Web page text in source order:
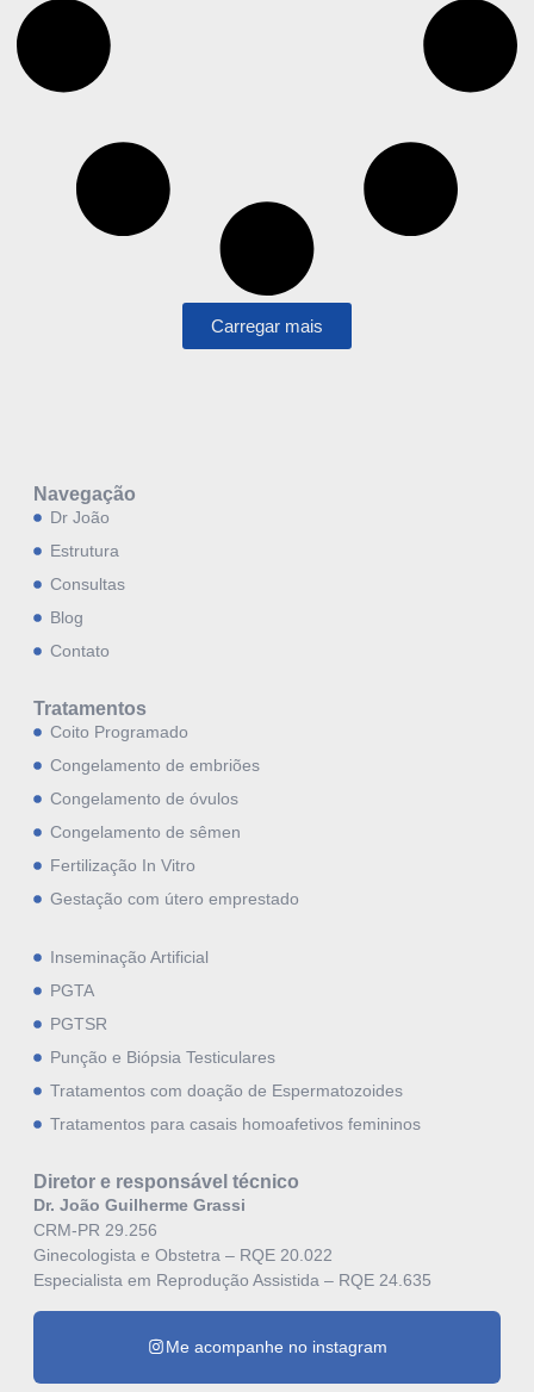
Carregar mais
Navegação
Dr João
Estrutura
Consultas
Blog
Contato
Tratamentos
Coito Programado
Congelamento de embriões
Congelamento de óvulos
Congelamento de sêmen
Fertilização In Vitro
Gestação com útero emprestado
Inseminação Artificial
PGTA
PGTSR
Punção e Biópsia Testiculares
Tratamentos com doação de Espermatozoides
Tratamentos para casais homoafetivos femininos
Diretor e responsável técnico
Dr. João Guilherme Grassi
CRM-PR 29.256
Ginecologista e Obstetra – RQE 20.022
Especialista em Reprodução Assistida – RQE 24.635
Me acompanhe no instagram